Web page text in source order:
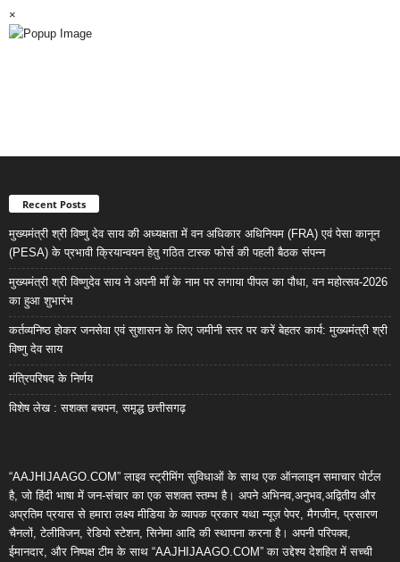
×
Recent Posts
मुख्यमंत्री श्री विष्णु देव साय की अध्यक्षता में वन अधिकार अधिनियम (FRA) एवं पेसा कानून
(PESA) के प्रभावी क्रियान्वयन हेतु गठित टास्क फोर्स की पहली बैठक संपन्न
मुख्यमंत्री श्री विष्णुदेव साय ने अपनी माँ के नाम पर लगाया पीपल का पौधा, वन महोत्सव-2026
का हुआ शुभारंभ
कर्तव्यनिष्ठ होकर जनसेवा एवं सुशासन के लिए जमीनी स्तर पर करें बेहतर कार्य: मुख्यमंत्री श्री
विष्णु देव साय
मंत्रिपरिषद के निर्णय
विशेष लेख : सशक्त बचपन, समृद्ध छत्तीसगढ़
“AAJHIJAAGO.COM” लाइव स्ट्रीमिंग सुविधाओं के साथ एक ऑनलाइन समाचार पोर्टल
है, जो हिंदी भाषा में जन-संचार का एक सशक्त स्तम्भ है। अपने अभिनव,अनुभव,अद्वितीय और
अप्रतिम प्रयास से हमारा लक्ष्य मीडिया के व्यापक प्रकार यथा न्यूज़ पेपर, मैगजीन, प्रसारण
चैनलों, टेलीविजन, रेडियो स्टेशन, सिनेमा आदि की स्थापना करना है। अपनी परिपक्व,
ईमानदार, और निष्पक्ष टीम के साथ “AAJHIJAAGO.COM” का उद्देश्य देशहित में सच्ची